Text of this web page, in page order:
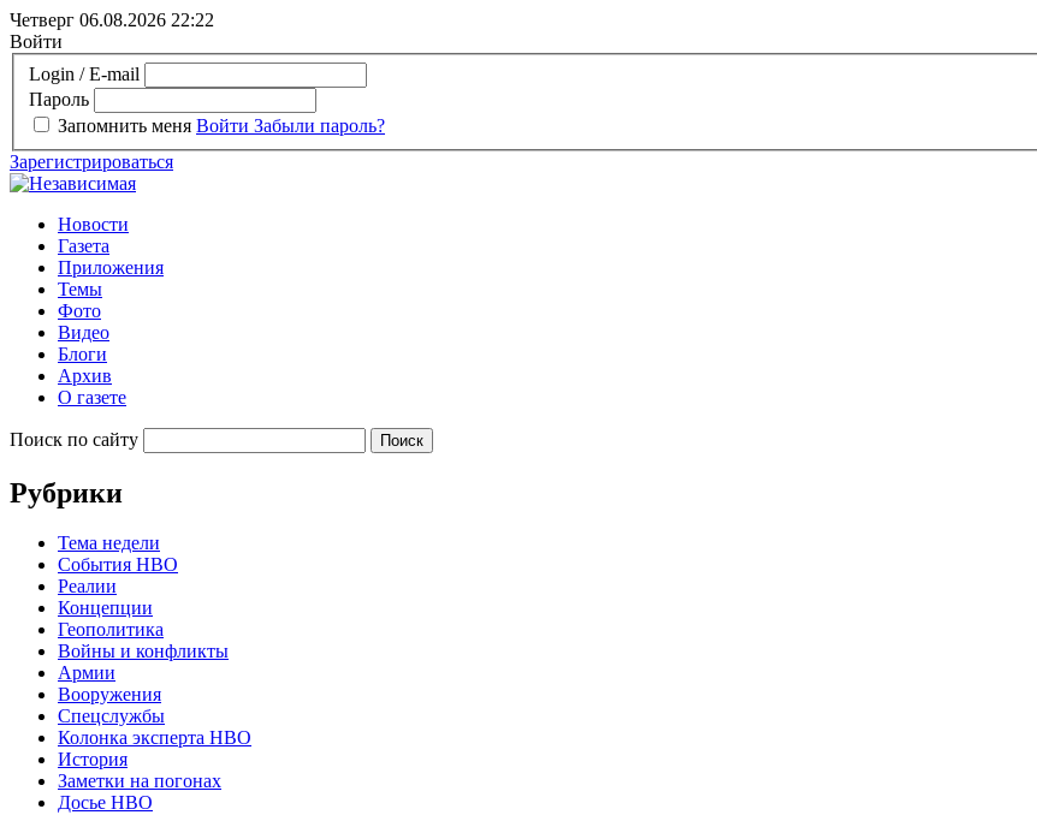
Четверг 06.08.2026 22:22
Войти
Login / E-mail
Пароль
Запомнить меня Войти Забыли пароль?
Зарегистрироваться
Новости
Газета
Приложения
Темы
Фото
Видео
Блоги
Архив
О газете
Поиск по сайту
Рубрики
Тема недели
События НВО
Реалии
Концепции
Геополитика
Войны и конфликты
Армии
Вооружения
Спецслужбы
Колонка эксперта НВО
История
Заметки на погонах
Досье НВО